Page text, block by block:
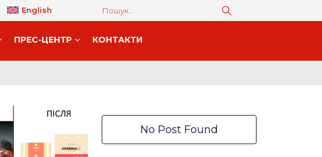
English
ПРЕС-ЦЕНТР КОНТАКТИ
No Post Found